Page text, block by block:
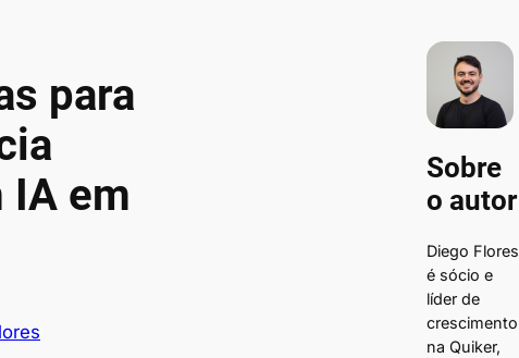
para
IA em
Sobre
o autor
Diego Flores
é sócio e
líder de
crescimento
na Quiker,